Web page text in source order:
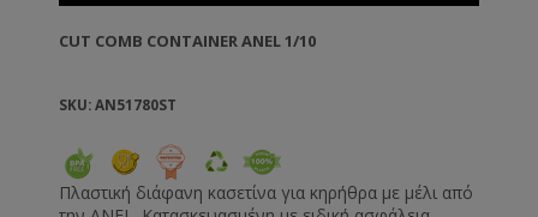
CUT COMB CONTAINER ANEL 1/10
SKU: AN51780ST
Πλαστική διάφανη κασετίνα για κηρήθρα με μέλι από